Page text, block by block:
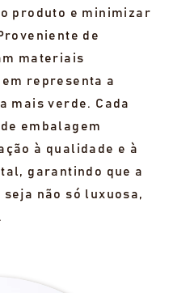
produto e minimizar
de
materiais
representa a
mais verde. Cada
embalagem
à qualidade e à
garantindo que a
não só luxuosa,